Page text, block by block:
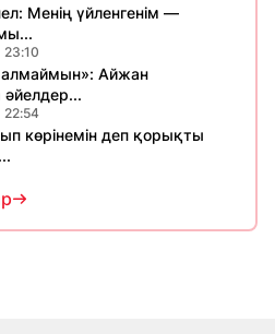
Менің үйленгенім —
23:10
алмаймын»: Айжан
әйелдер...
22:54
көрінемін деп қорықты